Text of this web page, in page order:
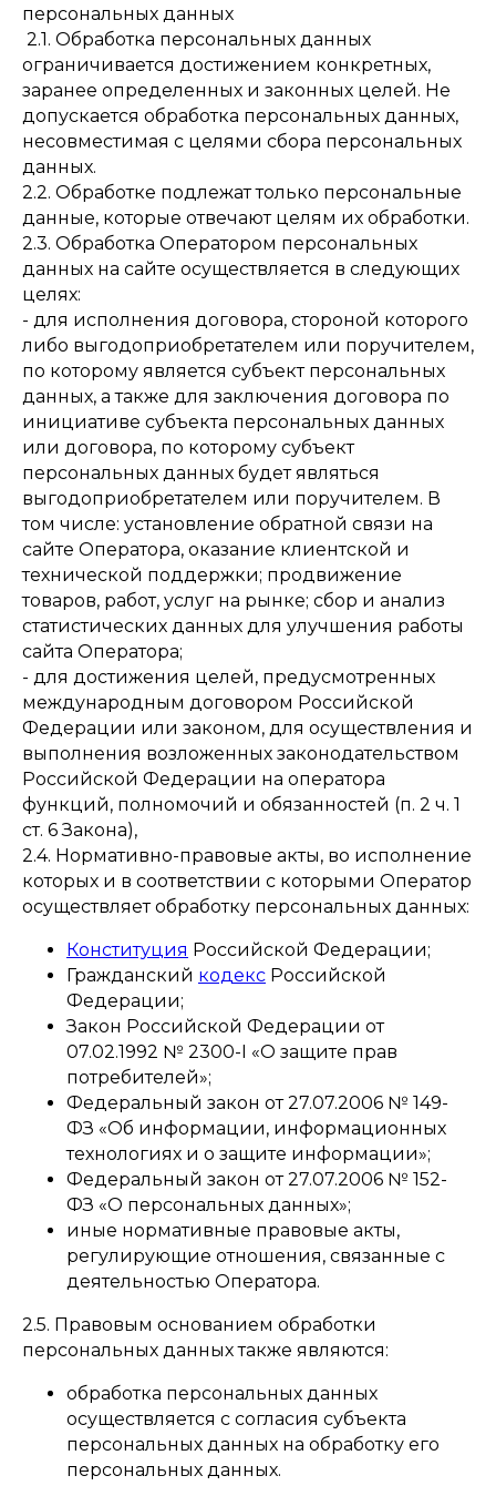
персональных данных
2.1. Обработка персональных данных
ограничивается достижением конкретных,
заранее определенных и законных целей. Не
допускается обработка персональных данных,
несовместимая с целями сбора персональных
данных.
2.2. Обработке подлежат только персональные
данные, которые отвечают целям их обработки.
2.3. Обработка Оператором персональных
данных на сайте осуществляется в следующих
целях:
- для исполнения договора, стороной которого
либо выгодоприобретателем или поручителем,
по которому является субъект персональных
данных, а также для заключения договора по
инициативе субъекта персональных данных
или договора, по которому субъект
персональных данных будет являться
выгодоприобретателем или поручителем. В
том числе: установление обратной связи на
сайте Оператора, оказание клиентской и
технической поддержки; продвижение
товаров, работ, услуг на рынке; сбор и анализ
статистических данных для улучшения работы
сайта Оператора;
- для достижения целей, предусмотренных
международным договором Российской
Федерации или законом, для осуществления и
выполнения возложенных законодательством
Российской Федерации на оператора
функций, полномочий и обязанностей (п. 2 ч. 1
ст. 6 Закона),
2.4. Нормативно-правовые акты, во исполнение
которых и в соответствии с которыми Оператор
осуществляет обработку персональных данных:
Конституция Российской Федерации;
Гражданский кодекс Российской
Федерации;
Закон Российской Федерации от
07.02.1992 № 2300-I «О защите прав
потребителей»;
Федеральный закон от 27.07.2006 № 149-
ФЗ «Об информации, информационных
технологиях и о защите информации»;
Федеральный закон от 27.07.2006 № 152-
ФЗ «О персональных данных»;
иные нормативные правовые акты,
регулирующие отношения, связанные с
деятельностью Оператора.
2.5. Правовым основанием обработки
персональных данных также являются:
обработка персональных данных
осуществляется с согласия субъекта
персональных данных на обработку его
персональных данных.